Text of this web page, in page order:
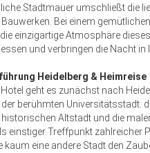
Stadtmauer umschließt die
Bei einem
einzigartige Atmosphäre
und verbringen die Nacht in
Heidelberg & Heimreise
geht es zunächst nach
berühmten Universitätsstadt:
Altstadt und die
einstiger Treffpunkt zahlreicher
kaum eine andere Stadt den